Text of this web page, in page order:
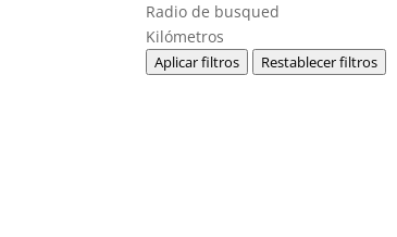
Radio de busqued
Kilómetros
Aplicar filtros Restablecer filtros